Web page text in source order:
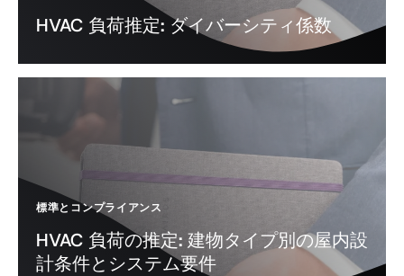
HVAC 負荷推定: ダイバーシティ係数
標準とコンプライアンス
HVAC 負荷の推定: 建物タイプ別の屋内設
計条件とシステム要件